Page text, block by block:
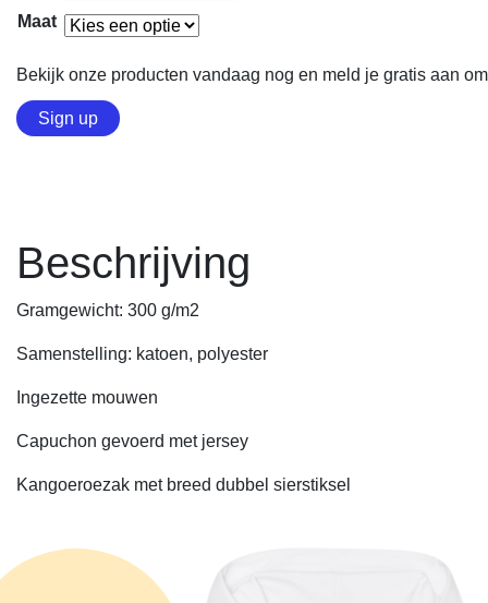
Maat
Bekijk onze producten vandaag nog en meld je gratis aan
Sign up
Beschrijving
Gramgewicht: 300 g/m2
Samenstelling: katoen, polyester
Ingezette mouwen
Capuchon gevoerd met jersey
Kangoeroezak met breed dubbel sierstiksel